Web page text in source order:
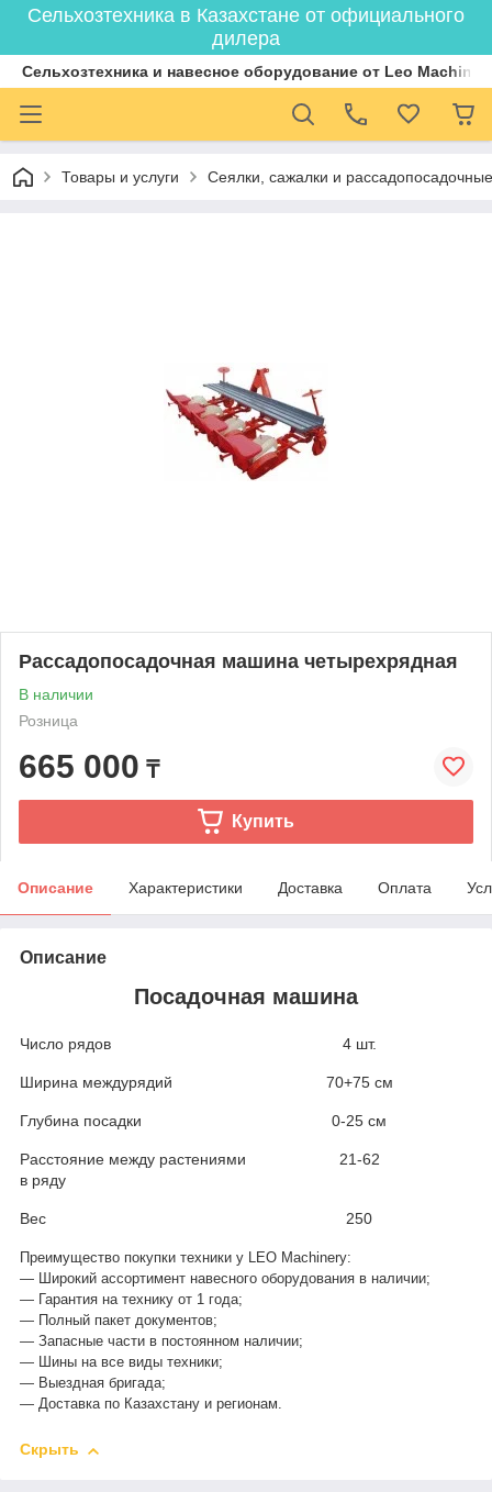
Сельхозтехника в Казахстане от официального
дилера
Cельхозтехника и навесное оборудование от Leo
Товары и услуги Сеялки, сажалки и
Рассадопосадочная машина четырехрядная
В наличии
Розница
665 000 ₸
Купить
Описание Характеристики Доставка Оплата
Описание
Посадочная машина
Число рядов 4 шт.
Ширина междурядий 70+75 см
Глубина посадки 0-25 см
Расстояние между растениями
в ряду
21-62
Вес 250
Преимущество покупки техники у LEO Machinery:
― Широкий ассортимент навесного оборудования в наличии;
― Гарантия на технику от 1 года;
― Полный пакет документов;
― Запасные части в постоянном наличии;
― Шины на все виды техники;
― Выездная бригада;
― Доставка по Казахстану и регионам.
Скрыть